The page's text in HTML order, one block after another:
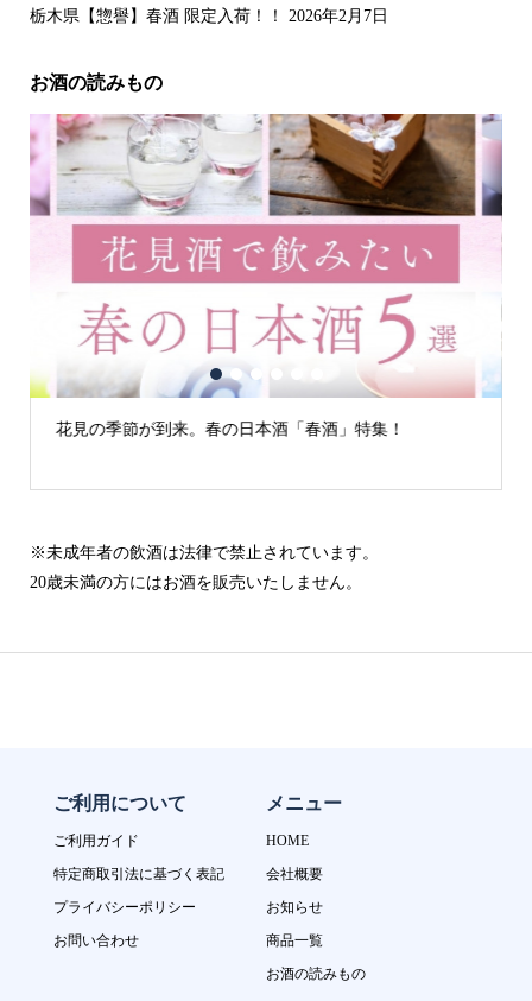
栃木県【惣譽】春酒 限定入荷！！ 2026年2月7日
お酒の読みもの
「春酒」特集！ 古城の街「犬山」の日本酒
1 2 3 5
※未成年者の飲酒は法律で禁止されています。
20歳未満の方にはお酒を販売いたしません。
ご利用について
ご利用ガイド
特定商取引法に基づく表記
プライバシーポリシー
お問い合わせ
メニュー
HOME
会社概要
お知らせ
商品一覧
お酒の読みもの